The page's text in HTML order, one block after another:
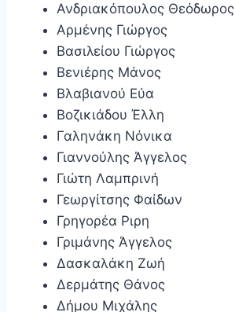
Ανδριακόπουλος Θεόδωρος
Αρμένης Γιώργος
Βασιλείου Γιώργος
Βενιέρης Μάνος
Βλαβιανού Εύα
Βοζικιάδου Έλλη
Γαληνάκη Νόνικα
Γιαννούλης Άγγελος
Γιώτη Λαμπρινή
Γεωργίτσης Φαίδων
Γρηγορέα Ριρη
Γριμάνης Άγγελος
Δασκαλάκη Ζωή
Δερμάτης Θάνος
Δήμου Μιχάλης